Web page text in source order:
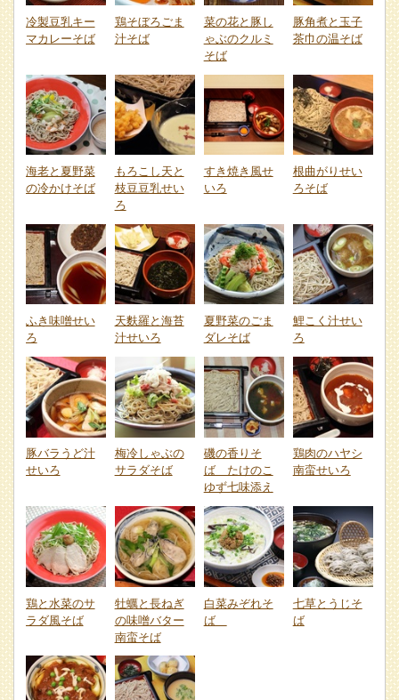
冷製豆乳キー
マカレーそば
鶏そぼろごま
汁そば
菜の花と豚し
ゃぶのクルミ
そば
豚角煮と玉子
茶巾の温そば
海老と夏野菜
の冷かけそば
もろこし天と
枝豆豆乳せい
ろ
すき焼き風せ
いろ
根曲がりせい
ろそば
ふき味噌せい
ろ
天麩羅と海苔
汁せいろ
夏野菜のごま
ダレそば
鯉こく汁せい
ろ
豚バラうど汁
せいろ
梅冷しゃぶの
サラダそば
磯の香りそ
ば たけのこ
ゆず七味添え
鶏肉のハヤシ
南蛮せいろ
鶏と水菜のサ
ラダ風そば
牡蠣と長ねぎ
の味噌バター
南蛮そば
白菜みぞれそ
ば
七草とうじそ
ば